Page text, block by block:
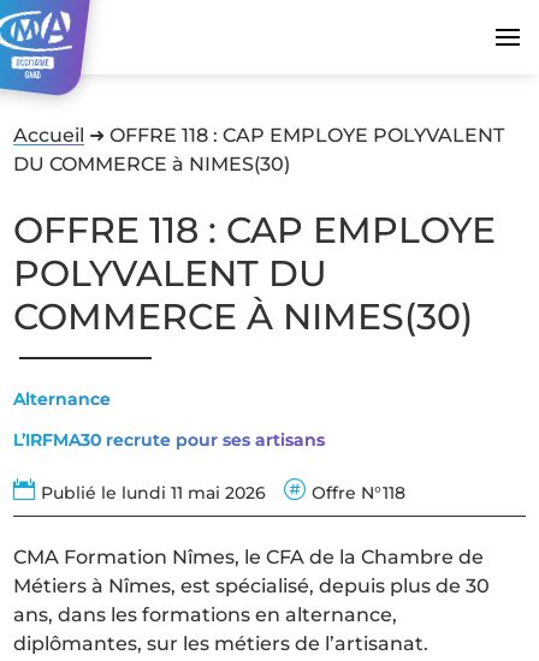
Accueil ➜OFFRE 118 : CAP EMPLOYE POLYVALENT
DU COMMERCE à NIMES(30)
OFFRE 118 : CAP EMPLOYE
POLYVALENT DU
COMMERCE À NIMES(30)
Alternance
L’IRFMA30 recrute pour ses artisans
 Publié le lundi 11 mai 2026  Offre N°118
CMA Formation Nîmes, le CFA de la Chambre de
Métiers à Nîmes, est spécialisé, depuis plus de 30
ans, dans les formations en alternance,
diplômantes, sur les métiers de l’artisanat.